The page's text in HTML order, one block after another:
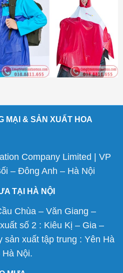
MẠI & SẢN XUẤT HOA
Company Limited | VP
– Đông Anh – Hà Nội
TẠI HÀ NỘI
Chùa – Văn Giang –
số 2 : Kiêu Kị – Gia –
sản xuất tập trung : Yên Hà
Nội.